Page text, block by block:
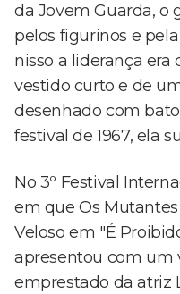
da Jovem Guarda, o
pelos figurinos e
nisso a liderança era
vestido curto e de
desenhado com
festival de 1967, ela
No 3º Festival
em que Os
Veloso em "É
apresentou com um
emprestado da atriz